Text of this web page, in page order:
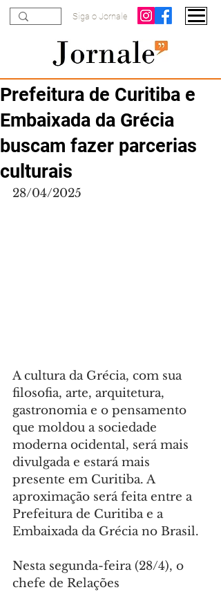
Siga o Jornale
Prefeitura de Curitiba e
Embaixada da Grécia
buscam fazer parcerias
culturais
28/04/2025
A cultura da Grécia, com sua
filosofia, arte, arquitetura,
gastronomia e o pensamento
que moldou a sociedade
moderna ocidental, será mais
divulgada e estará mais
presente em Curitiba. A
aproximação será feita entre a
Prefeitura de Curitiba e a
Embaixada da Grécia no Brasil.
Nesta segunda-feira (28/4), o
chefe de Relações